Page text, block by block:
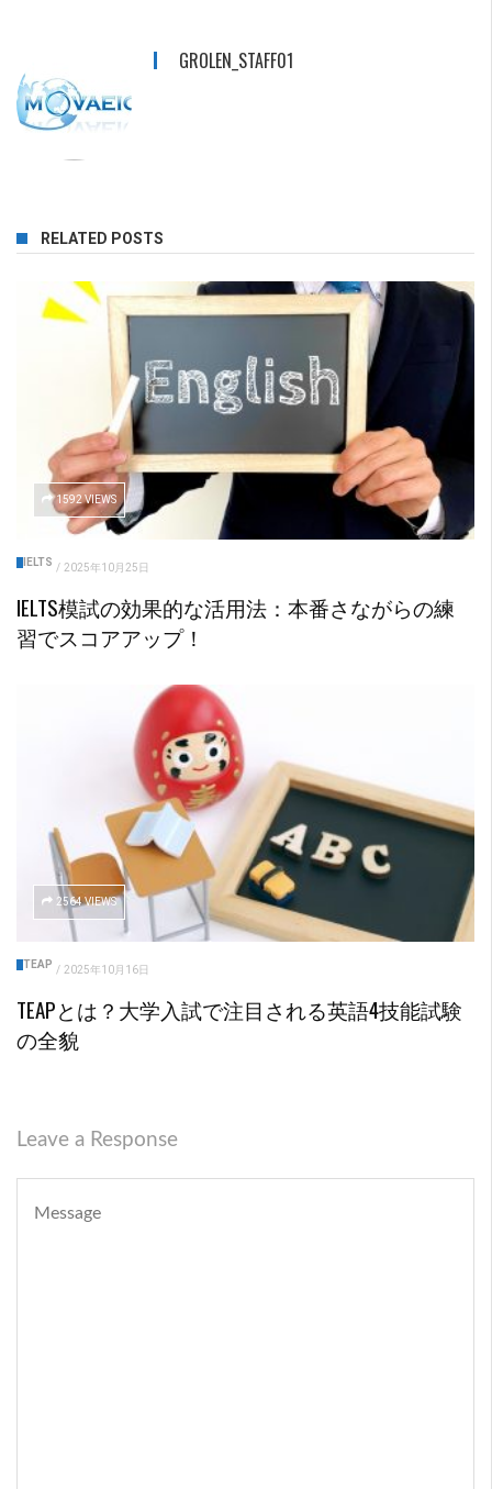
GROLEN_STAFF01
RELATED POSTS
1592 VIEWS
IELTS / 2025年10月25日
IELTS模試の効果的な活用法：本番さながらの練
習でスコアアップ！
2564 VIEWS
TEAP / 2025年10月16日
TEAPとは？大学入試で注目される英語4技能試験
の全貌
Leave a Response